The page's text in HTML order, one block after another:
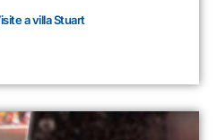
a villa Stuart